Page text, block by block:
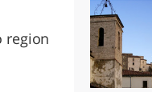
region